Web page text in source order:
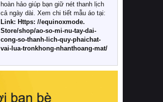
Khác với các dòng sản phẩm thông
thường, những bộ chăn ga gối đệm
cao cấp trải qua quy trình sản xuất
nghiêm ngặt từ khâu chọn lọc nguyên
liệu tự nhiên đến công nghệ dệt
nhuộm hiện đại không chứa hóa chất
này, bạn sẽ cảm nhận rõ rệt sự khác
hồi chuẩn xác của phần đệm nâng đỡ
hoàn hảo giúp bạn giữ nét thanh lịch
cả ngày dài. Xem chi tiết mẫu áo tại:
Link: Https: //equinoxmode.
Store/shop/ao-so-mi-nu-tay-dai-
cong-so-thanh-lich-quy-phaichat-
vai-lua-tronkhong-nhanthoang-mat/